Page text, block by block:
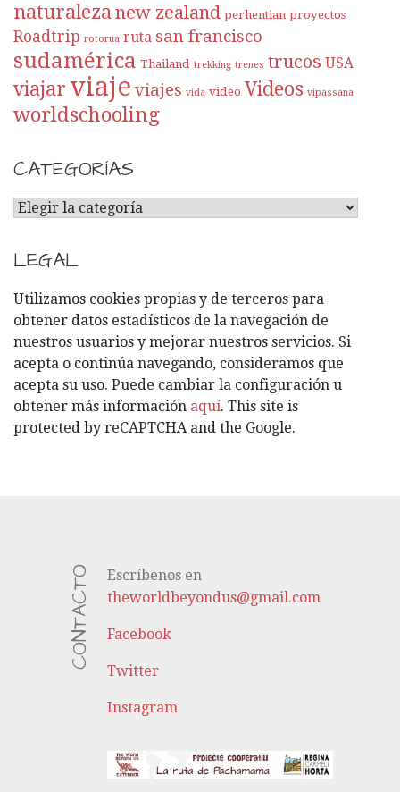
naturalezanew zealand perhentian proyectos
Roadtrip rotorua ruta san francisco
sudamérica Thailand trekking trenes trucos USA
viajar viaje viajes vida video Videos vipassana
worldschooling
CATEGORÍAS
C
T
E
G
O
R
Í
A
S
LEGAL
Utilizamos cookies propias y de terceros para
obtener datos estadísticos de la navegación de
nuestros usuarios y mejorar nuestros servicios. Si
acepta o continúa navegando, consideramos que
acepta su uso. Puede cambiar la configuración u
obtener más información aquí. This site is
protected by reCAPTCHA and the Google.
CONTACTO
Escríbenos en
theworldbeyondus@gmail.com
Facebook
Twitter
Instagram